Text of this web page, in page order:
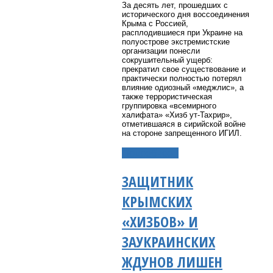
За десять лет, прошедших с
исторического дня воссоединения
Крыма с Россией,
расплодившиеся при Украине на
полуострове экстремистские
организации понесли
сокрушительный ущерб:
прекратил свое существование и
практически полностью потерял
влияние одиозный «меджлис», а
также террористическая
группировка «всемирного
халифата» «Хизб ут-Тахрир»,
отметившаяся в сирийской войне
на стороне запрещенного ИГИЛ.
ЗАЩИТНИК
КРЫМСКИХ
«ХИЗБОВ» И
ЗАУКРАИНСКИХ
ЖДУНОВ ЛИШЕН